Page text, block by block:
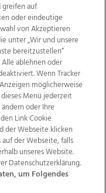
Kontakt
Jobs
AGB Anzeigekunden
Politische Werbung
greifen auf
oder eindeutige
von Akzeptieren
unter „Wir und unsere
bereitzustellen“
ablehnen oder
Wenn Tracker
möglicherweise
Menü jederzeit
oder Ihre
Link Cookie
der Webseite klicken
der Webseite, falls
unseres Website.
Datenschutzerklärung.
um Folgendes